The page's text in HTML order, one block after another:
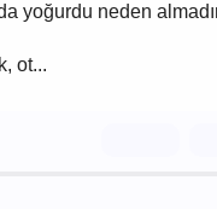
yoğurdu neden
ot...